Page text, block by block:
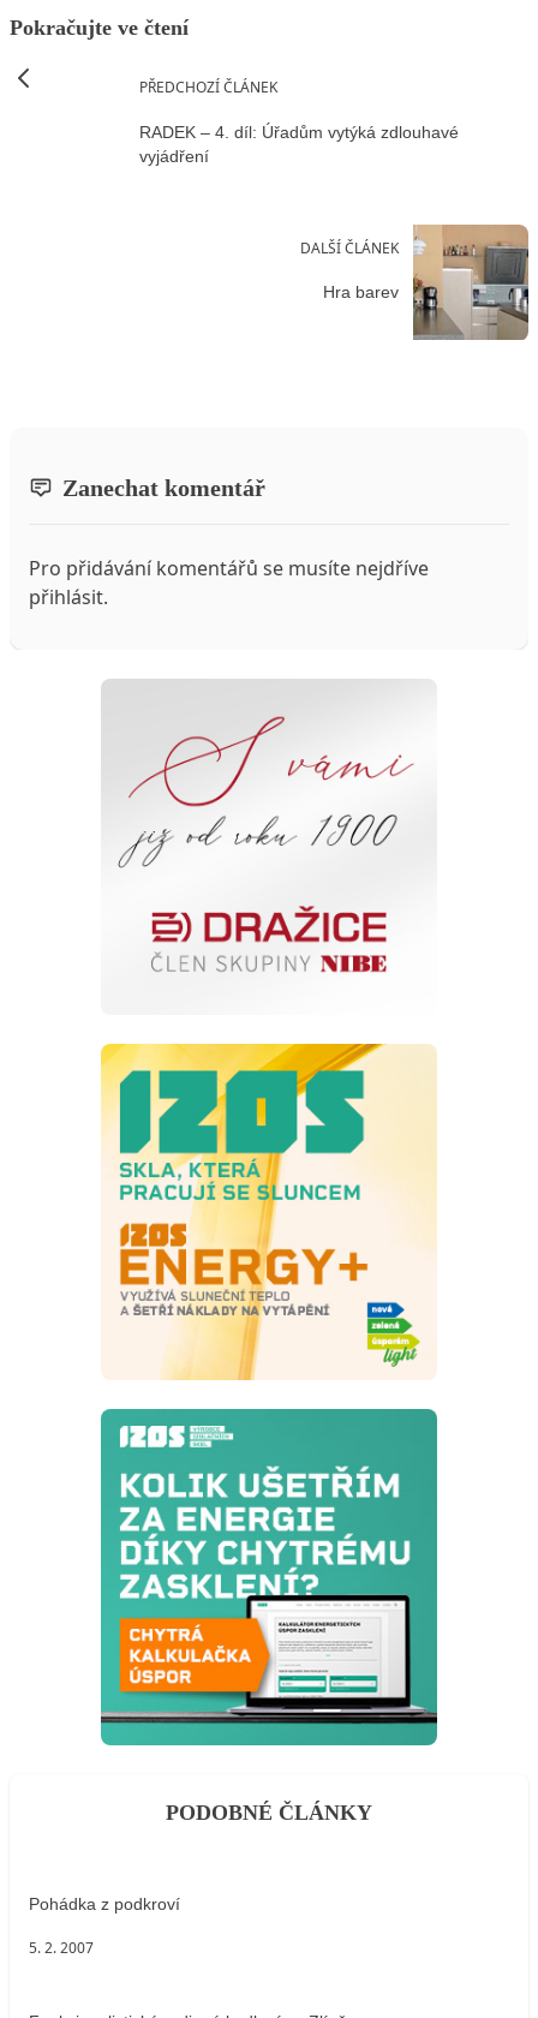
Pokračujte ve čtení
PŘEDCHOZÍ ČLÁNEK
RADEK – 4. díl: Úřadům vytýká zdlouhavé
vyjádření
DALŠÍ ČLÁNEK
Hra barev
Zanechat komentář
Pro přidávání komentářů se musíte nejdříve
přihlásit.
PODOBNÉ ČLÁNKY
Pohádka z podkroví
5. 2. 2007